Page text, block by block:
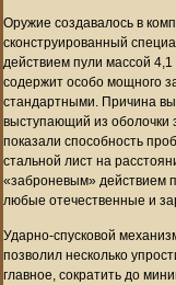
Оружие создавалось в
сконструированный
действием пули массой
содержит особо мощного
стандартными. Причина
выступающий из оболочки
показали способность
стальной лист на
«заброневым» действием
любые отечественные и
Ударно-спусковой
позволил несколько
главное, сократить до